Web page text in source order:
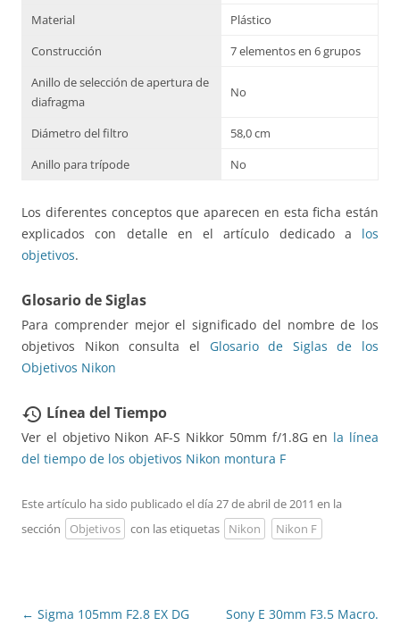
Material
Plástico
Construcción
7 elementos en 6 grupos
Anillo de selección de apertura de
diafragma
No
Diámetro del filtro
58,0 cm
Anillo para trípode
No
Los diferentes conceptos que aparecen en esta ficha están
explicados con detalle en el artículo dedicado a los
objetivos.
Glosario de Siglas
Para comprender mejor el significado del nombre de los
objetivos Nikon consulta el Glosario de Siglas de los
Objetivos Nikon
restore Línea del Tiempo
Ver el objetivo Nikon AF-S Nikkor 50mm f/1.8G en la línea
del tiempo de los objetivos Nikon montura F
Este artículo ha sido publicado el día 27 de abril de 2011 en la
sección
Objetivos con las etiquetas Nikon Nikon F
Navegación
← Sigma 105mm F2.8 EX DG
Sony E 30mm F3.5 Macro.